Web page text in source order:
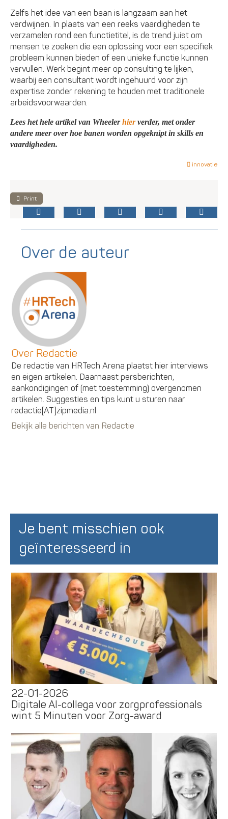
Zelfs het idee van een baan is langzaam aan het
verdwijnen. In plaats van een reeks vaardigheden te
verzamelen rond een functietitel, is de trend juist om
mensen te zoeken die een oplossing voor een specifiek
probleem kunnen bieden of een unieke functie kunnen
vervullen. Werk begint meer op consulting te lijken,
waarbij een consultant wordt ingehuurd voor zijn
expertise zonder rekening te houden met traditionele
arbeidsvoorwaarden.
Lees het hele artikel van Wheelerhierverder, met onder
andere meer over hoe banen worden opgeknipt in skills en
vaardigheden.
innovatie
Print
Over de auteur
Over Redactie
De redactie van HRTech Arena plaatst hier interviews
en eigen artikelen. Daarnaast persberichten,
aankondigingen of (met toestemming) overgenomen
artikelen. Suggesties en tips kunt u sturen naar
redactie[AT]zipmedia.nl
Bekijk alle berichten van Redactie
Je bent misschien ook
geïnteresseerd in
22-01-2026
Digitale AI-collega voor zorgprofessionals
wint 5 Minuten voor Zorg-award